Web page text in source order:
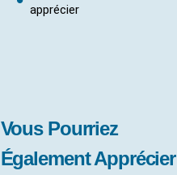
apprécier
Vous Pourriez
Également Apprécier